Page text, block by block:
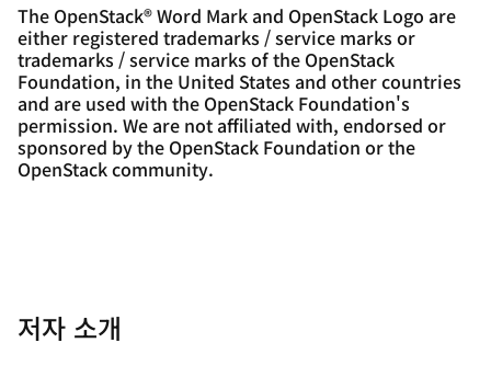
The OpenStack® Word Mark and OpenStack Logo are
either registered trademarks / service marks or
trademarks / service marks of the OpenStack
Foundation, in the United States and other countries
and are used with the OpenStack Foundation's
permission. We are not affiliated with, endorsed or
sponsored by the OpenStack Foundation or the
OpenStack community.
저자 소개